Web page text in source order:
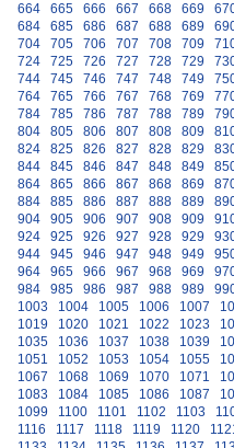
664
665 666 667 668 669
684
685 686 687 688 689
704
705 706 707 708 709
724
725 726 727 728 729
744
745 746 747 748 749
764
765 766 767 768 769
784
785 786 787 788 789
804
805 806 807 808 809
824
825 826 827 828 829
844
845 846 847 848 849
864
865 866 867 868 869
884
885 886 887 888 889
904
905 906 907 908 909
924
925 926 927 928 929
944
945 946 947 948 949
964
965 966 967 968 969
984
985 986 987 988 989
1003
1004 1005 1006 1007
1019
1020 1021 1022 1023
1035
1036 1037 1038 1039
1051
1052 1053 1054 1055
1067
1068 1069 1070 1071
1083
1084 1085 1086 1087
1099
1100 1101 1102 1103
1116
1117 1118 1119 1120